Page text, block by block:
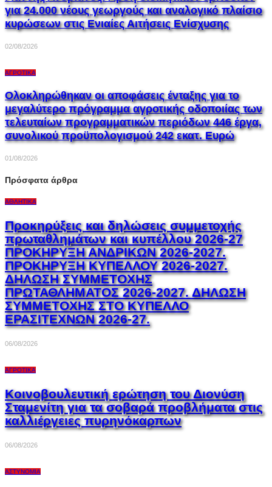
για 24.000 νέους γεωργούς και αναλογικό πλαίσιο
κυρώσεων στις Ενιαίες Αιτήσεις Ενίσχυσης
02/08/2026
ΑΓΡΟΤΙΚΆ
Ολοκληρώθηκαν οι αποφάσεις ένταξης για το
μεγαλύτερο πρόγραμμα αγροτικής οδοποιίας των
τελευταίων προγραμματικών περιόδων 446 έργα,
συνολικού προϋπολογισμού 242 εκατ. Ευρώ
01/08/2026
Πρόσφατα άρθρα
ΑΘΛΗΤΙΚΆ
Προκηρύξεις και δηλώσεις συμμετοχής
πρωταθλημάτων και κυπέλλου 2026-27
ΠΡΟΚΗΡΥΞΗ ΑΝΔΡΙΚΩΝ 2026-2027.
ΠΡΟΚΗΡΥΞΗ ΚΥΠΕΛΛΟΥ 2026-2027.
ΔΗΛΩΣΗ ΣΥΜΜΕΤΟΧΗΣ
ΠΡΩΤΑΘΛΗΜΑΤΟΣ 2026-2027. ΔΗΛΩΣΗ
ΣΥΜΜΕΤΟΧΗΣ ΣΤΟ ΚΥΠΕΛΛΟ
ΕΡΑΣΙΤΕΧΝΩΝ 2026-27.
06/08/2026
ΑΓΡΟΤΙΚΆ
Κοινοβουλευτική ερώτηση του Διονύση
Σταμενίτη για τα σοβαρά προβλήματα στις
καλλιέργειες πυρηνόκαρπων
06/08/2026
ΑΣΤΥΝΟΜΊΑ